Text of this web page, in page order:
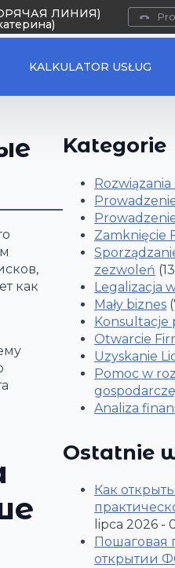
ЛИНИЯ)
KALKULATOR USŁUG
как
Kategorie
Rozwiązania
Zamknięcie
zezwoleń
Legalizacja
Mały biznes
Konsultacje
Otwarcie
Uzyskanie
Pomoc w
Analiza
Ostatnie
Как
lipca 2026 -
Пошаговая
открытии